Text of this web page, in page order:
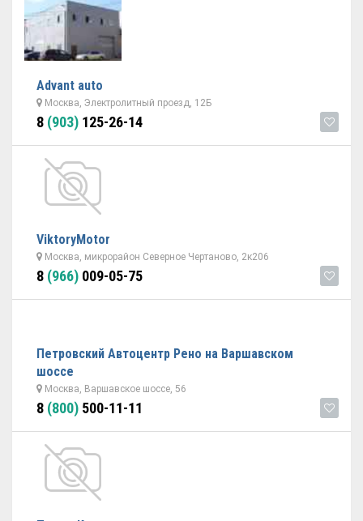
Advant auto
Москва, Электролитный проезд, 12Б
8 (903) 125-26-14
ViktoryMotor
Москва, микрорайон Северное Чертаново, 2к206
8 (966) 009-05-75
Петровский Автоцентр Рено на Варшавском
шоссе
Москва, Варшавское шоссе, 56
8 (800) 500-11-11